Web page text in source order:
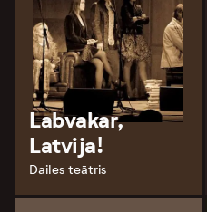
Labvakar,
Latvija!
Dailes teātris